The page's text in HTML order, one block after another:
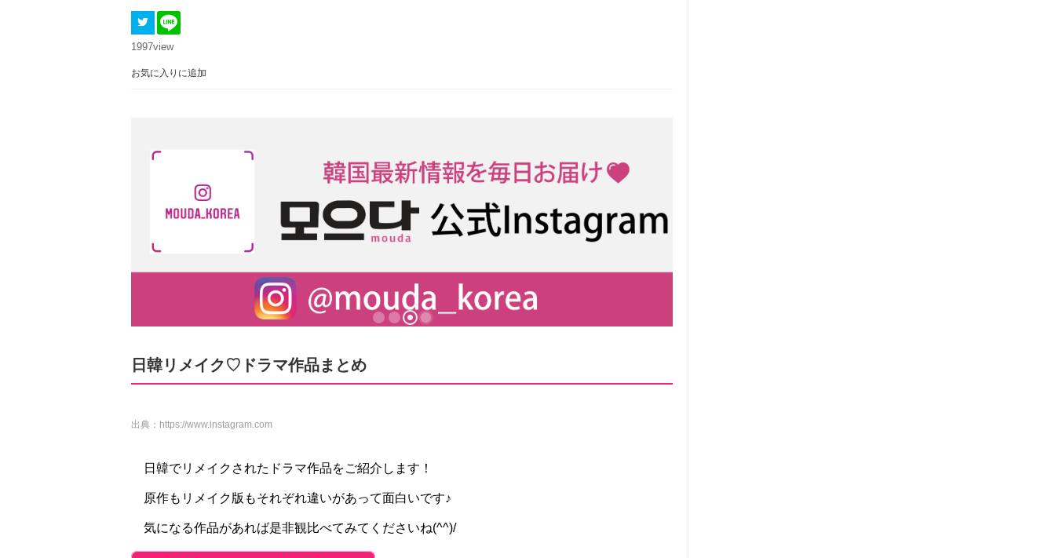
1997view
お気に入りに追加
日韓リメイク♡ドラマ作品まとめ
出典： https://www.instagram.com
日韓でリメイクされたドラマ作品をご紹介します！
原作もリメイク版もそれぞれ違いがあって面白いです♪
気になる作品があれば是非観比べてみてくださいね(^^)/